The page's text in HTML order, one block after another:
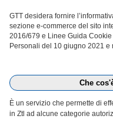
GTT desidera fornire
sezione e-commerce del sito
2016/679 e Linee Guida
Personali del 10 giugno 2021 e
Che
È un servizio che permette di
in Ztl ad alcune categorie